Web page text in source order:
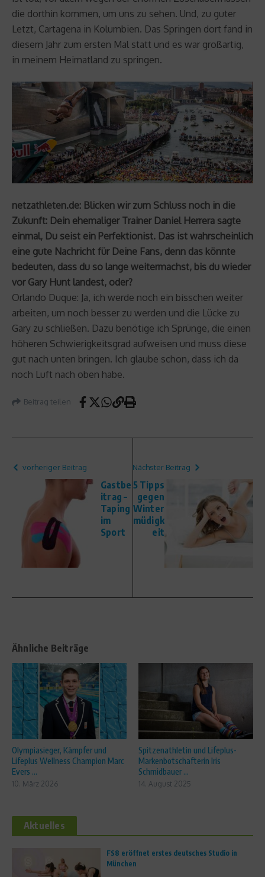
die dorthin kommen, um uns zu sehen. Und, zu guter
Letzt, Cartagena in Kolumbien. Das Springen dort fand in
diesem Jahr zum ersten Mal statt und es war großartig,
in meinem Heimatland zu springen.
netzathleten.de: Blicken wir zum Schluss noch in die
Zukunft: Dein ehemaliger Trainer Daniel Herrera sagte
einmal, Du seist ein Perfektionist. Das ist wahrscheinlich
eine gute Nachricht für Deine Fans, denn das könnte
bedeuten, dass du so lange weitermachst, bis du wieder
vor Gary Hunt landest, oder?
Orlando Duque: Ja, ich werde noch ein bisschen weiter
arbeiten, um noch besser zu werden und die Lücke zu
Gary zu schließen. Dazu benötige ich Sprünge, die einen
höheren Schwierigkeitsgrad aufweisen und muss diese
gut nach unten bringen. Ich glaube schon, dass ich da
noch Luft nach oben habe.
Beitrag teilen
vorheriger Beitrag
Gastbe
itrag –
Taping
im
Sport
Nächster Beitrag
5 Tipps
gegen
Winter
müdigk
eit
Ähnliche Beiträge
Olympiasieger, Kämpfer und
Lifeplus Wellness Champion Marc
Evers ...
10. März 2026
Spitzenathletin und Lifeplus-
Markenbotschafterin Iris
Schmidbauer ...
14. August 2025
Aktuelles
FS8 eröffnet erstes deutsches Studio in
München